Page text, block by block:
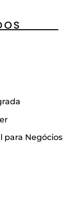
para Negócios